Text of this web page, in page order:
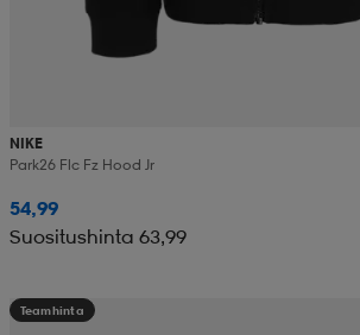
NIKE
Park26 Flc Fz Hood Jr
54,99
Suositushinta 63,99
Teamhinta